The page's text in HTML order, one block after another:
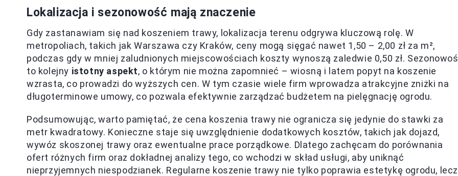
Lokalizacja i sezonowość mają znaczenie
Gdy zastanawiam się nad koszeniem trawy, lokalizacja terenu odgrywa kluczową rolę. W
metropoliach, takich jak Warszawa czy Kraków, ceny mogą sięgać nawet 1,50 – 2,00 zł za m²,
podczas gdy w mniej zaludnionych miejscowościach koszty wynoszą zaledwie 0,50 zł.
to kolejny istotny aspekt, o którym nie można zapomnieć – wiosną i latem popyt na koszenie
wzrasta, co prowadzi do wyższych cen. W tym czasie wiele firm wprowadza atrakcyjne zniżki na
długoterminowe umowy, co pozwala efektywnie zarządzać budżetem na pielęgnację ogrodu.
Podsumowując, warto pamiętać, że cena koszenia trawy nie ogranicza się jedynie do stawki za
metr kwadratowy. Konieczne staje się uwzględnienie dodatkowych kosztów, takich jak dojazd,
wywóz skoszonej trawy oraz ewentualne prace porządkowe. Dlatego zachęcam do porównania
ofert różnych firm oraz dokładnej analizy tego, co wchodzi w skład usługi, aby uniknąć
nieprzyjemnych niespodzianek. Regularne koszenie trawy nie tylko poprawia estetykę ogrodu, lecz